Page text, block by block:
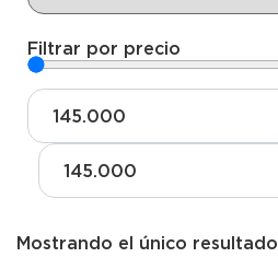
Filtrar por precio
Mostrando el único resultado